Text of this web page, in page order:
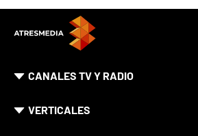
CANALES TV Y RADIO
VERTICALES